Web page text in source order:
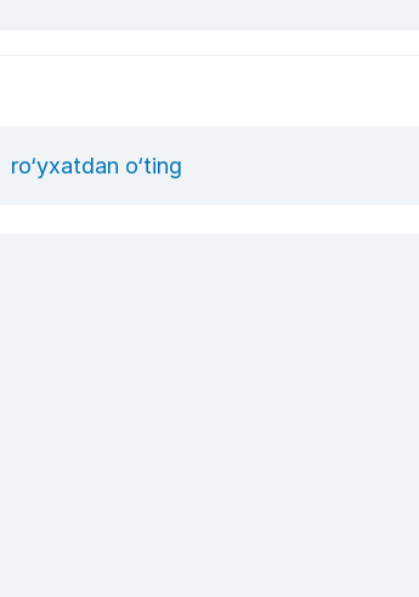
ro‘yxatdan o‘ting